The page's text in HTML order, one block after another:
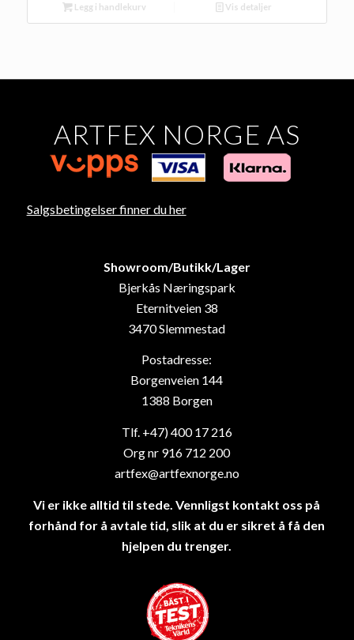
Legg i handlekurv Vis detaljer
ARTFEX NORGE AS
Salgsbetingelser finner du her
Showroom/Butikk/Lager
Bjerkås Næringspark
Eternitveien 38
3470 Slemmestad
Postadresse:
Borgenveien 144
1388 Borgen
Tlf. +47) 400 17 216
Org nr 916 712 200
artfex@artfexnorge.no
Vi er ikke alltid til stede. Vennligst kontakt oss på
forhånd for å avtale tid, slik at du er sikret å få den
hjelpen du trenger.